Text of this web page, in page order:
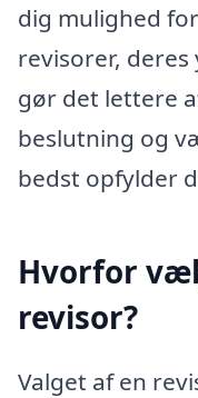
dig mulighed
revisorer,
gør det lettere
beslutning og
bedst opfylder
Hvorfor
revisor?
Valget af en